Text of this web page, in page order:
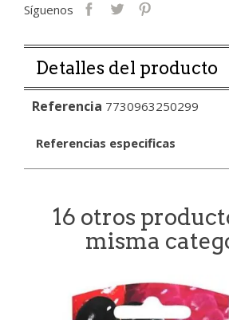
Síguenos
Detalles del producto
Referencia 7730963250299
Referencias especificas
16 otros
misma